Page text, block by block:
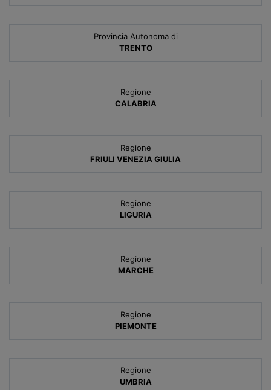
Provincia Autonoma di
TRENTO
Regione
CALABRIA
Regione
FRIULI VENEZIA GIULIA
Regione
LIGURIA
Regione
MARCHE
Regione
PIEMONTE
Regione
UMBRIA